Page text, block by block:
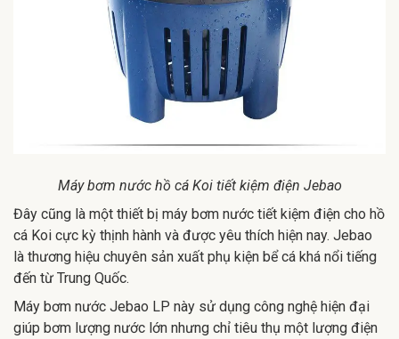
Máy bơm nước hồ cá Koi tiết kiệm điện Jebao
Đây cũng là một thiết bị máy bơm nước tiết kiệm điện cho hồ
cá Koi cực kỳ thịnh hành và được yêu thích hiện nay. Jebao
là thương hiệu chuyên sản xuất phụ kiện bể cá khá nổi tiếng
đến từ Trung Quốc.
Máy bơm nước Jebao LP này sử dụng công nghệ hiện đại
giúp bơm lượng nước lớn nhưng chỉ tiêu thụ một lượng điện